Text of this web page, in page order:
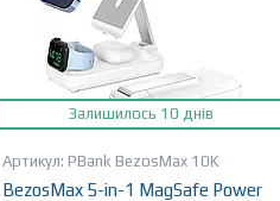
Залишилось 10 днів
PBank BezosMax 10K
BezosMax 5-in-1 MagSafe Power